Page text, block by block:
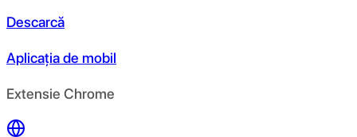
Descarcă
Aplicația de mobil
Extensie Chrome